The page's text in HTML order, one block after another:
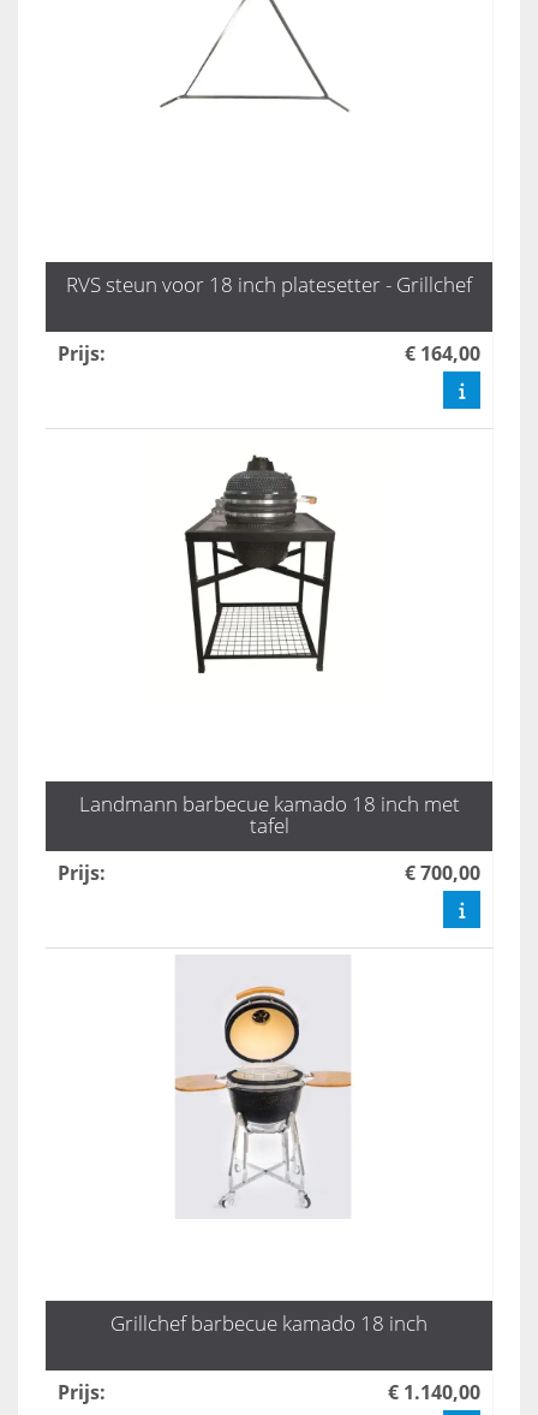
RVS steun voor 18 inch platesetter - Grillchef
Prijs: € 164,00
Landmann barbecue kamado 18 inch met
tafel
Prijs: € 700,00
Grillchef barbecue kamado 18 inch
Prijs: € 1.140,00